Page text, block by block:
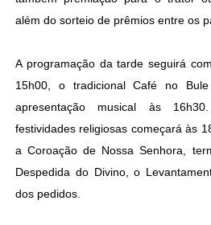
além do sorteio de prêmios entre os
A programação da tarde seguirá
15h00, o tradicional Café no
apresentação musical às
festividades religiosas começará às
a Coroação de Nossa Senhora,
Despedida do Divino, o
dos pedidos.